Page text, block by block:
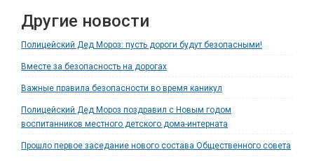
Другие новости
Полицейский Дед Мороз: пусть дороги будут безопасными!
Вместе за безопасность на дорогах
Важные правила безопасности во время каникул
Полицейский Дед Мороз поздравил с Новым годом
воспитанников местного детского дома-интерната
Прошло первое заседание нового состава Общественного совета